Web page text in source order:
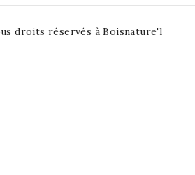
droits réservés à Boisnature'l